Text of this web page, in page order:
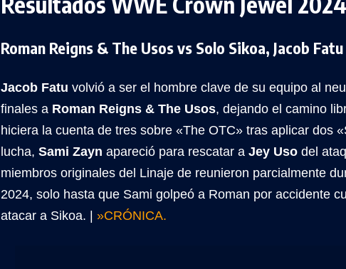
Roman Reigns & The Usos vs Solo Sikoa, Jacob
Jacob Fatu volvió a ser el hombre clave de su equipo al
finales a Roman Reigns & The Usos, dejando el camino
hiciera la cuenta de tres sobre «The OTC» tras aplicar dos
lucha, Sami Zayn apareció para rescatar a Jey Uso del
miembros originales del Linaje de reunieron parcialmente
2024, solo hasta que Sami golpeó a Roman por accidente
atacar a Sikoa. | »CRÓNICA.